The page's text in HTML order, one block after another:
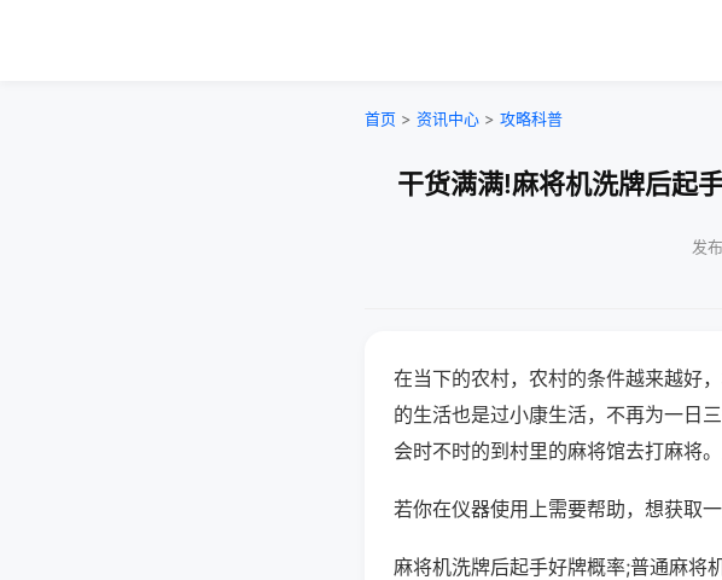
首页 > 资讯中心 > 攻略科普
干货满满!麻将机洗牌后起
发
在当下的农村，农村的条件越来越好
的生活也是过小康生活，不再为一日
会时不时的到村里的麻将馆去打麻将
若你在仪器使用上需要帮助，想获取
麻将机洗牌后起手好牌概率;普通麻将